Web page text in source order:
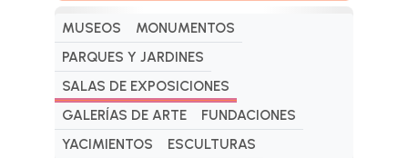
MUSEOS
MONUMENTOS
PARQUES Y JARDINES
SALAS DE EXPOSICIONES
GALERÍAS DE ARTE
FUNDACIONES
YACIMIENTOS
ESCULTURAS